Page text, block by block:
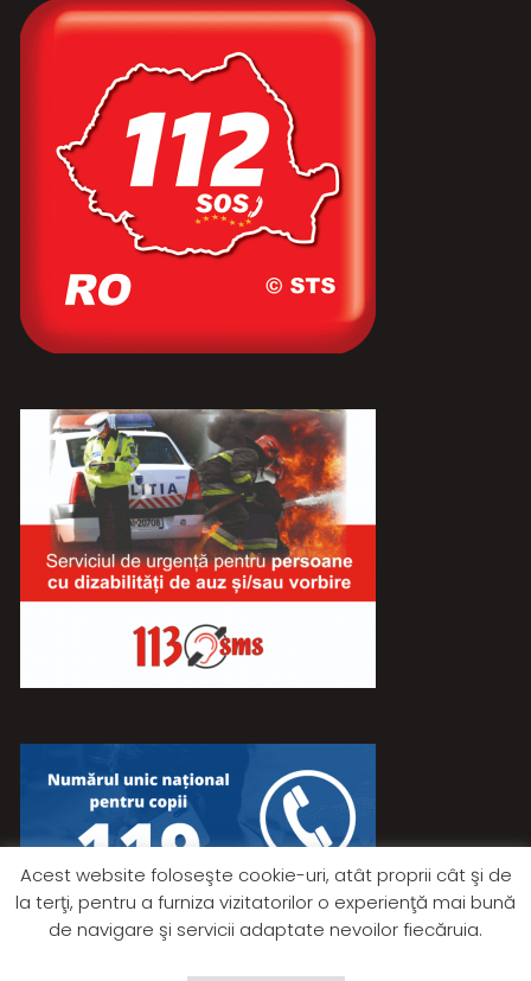
Acest website foloseşte cookie-uri, atât proprii cât şi de
la terţi, pentru a furniza vizitatorilor o experienţă mai bună
de navigare şi servicii adaptate nevoilor fiecăruia.